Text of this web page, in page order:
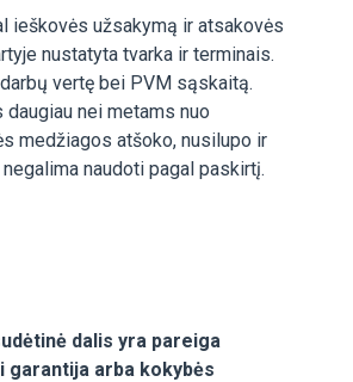
ieškovės užsakymą ir atsakovės
nustatyta tvarka ir terminais.
vertę bei PVM sąskaitą.
nei metams nuo
medžiagos atšoko, nusilupo ir
naudoti pagal paskirtį.
dalis yra pareiga
arba kokybės